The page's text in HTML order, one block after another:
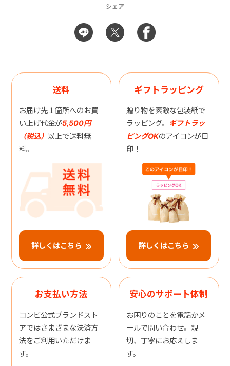
シェア
送料
お届け先１箇所へのお買
い上げ代金が5,500円
（税込） 以上で送料無
料。
詳しくはこちら
ギフトラッピング
贈り物を素敵な包装紙で
ラッピング。 ギフトラッ
ピングOKのアイコンが目
印！
詳しくはこちら
お支払い方法
コンビ公式ブランドスト
アではさまざまな決済方
法をご利用いただけま
す。
安心のサポート体制
お困りのことを電話かメ
ールで問い合わせ。親
切、丁寧にお応えしま
す。